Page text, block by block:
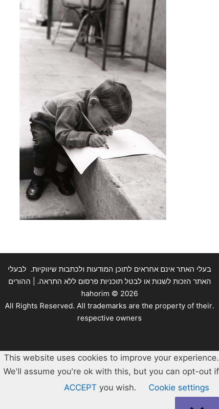
בעלי האתר אינם אחראים לתוכן המודעות ולכתבות שיווקיות. לבעלי
האתר הזכות לשנות או לבטל תוכניות פרסום ללא התראה. | ההורים
hahorim © 2026
.All Rights Reserved. All trademarks are the property of their
respective owners
This website uses cookies to improve your experience.
We'll assume you're ok with this, but you can opt-out if
you wish.
Cookie settings
ACCEPT